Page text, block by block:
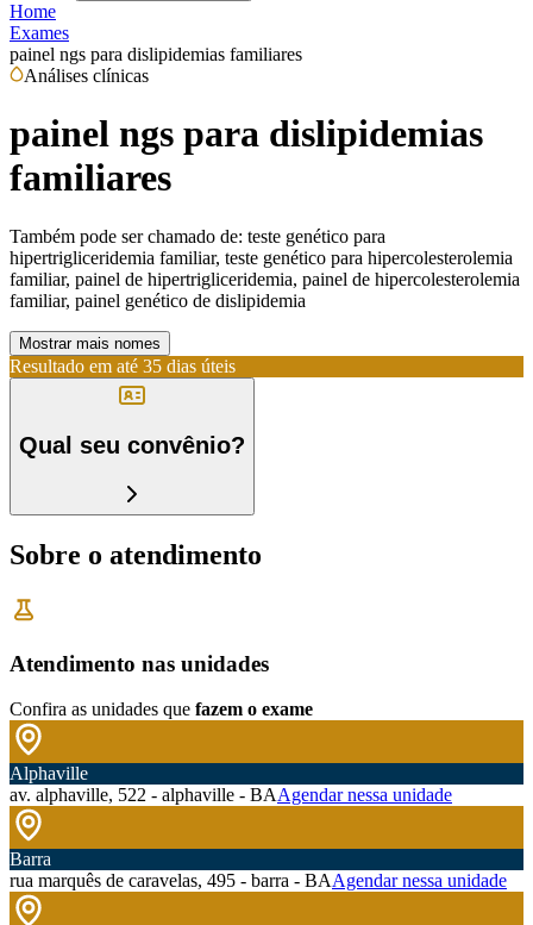
Home
Exames
painel ngs para dislipidemias familiares
Análises clínicas
painel ngs para dislipidemias
familiares
Também pode ser chamado de: teste genético para
hipertrigliceridemia familiar, teste genético para hipercolesterolemia
familiar, painel de hipertrigliceridemia, painel de hipercolesterolemia
familiar, painel genético de dislipidemia
Mostrar mais nomes
Resultado em até 35 dias úteis
Qual seu convênio?
Sobre o atendimento
Atendimento nas unidades
Confira as unidades que fazem o exame
Alphaville
av. alphaville, 522 - alphaville - BAAgendar nessa unidade
Barra
rua marquês de caravelas, 495 - barra - BAAgendar nessa unidade